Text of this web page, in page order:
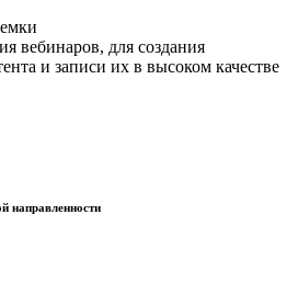
вебинаров, для создания
и записи их в высоком качестве
направленности